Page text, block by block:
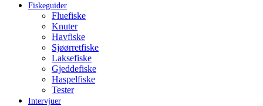
Fiskeguider
Fluefiske
Knuter
Havfiske
Sjøørretfiske
Laksefiske
Gjeddefiske
Haspelfiske
Tester
Intervjuer